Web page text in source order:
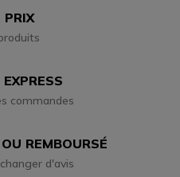
PRIX
commandes
REMBOURSÉ
d'avis